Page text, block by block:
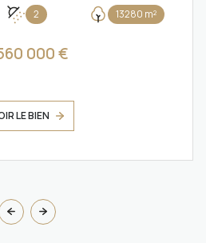
2 13280 m²
000 €
LE BIEN